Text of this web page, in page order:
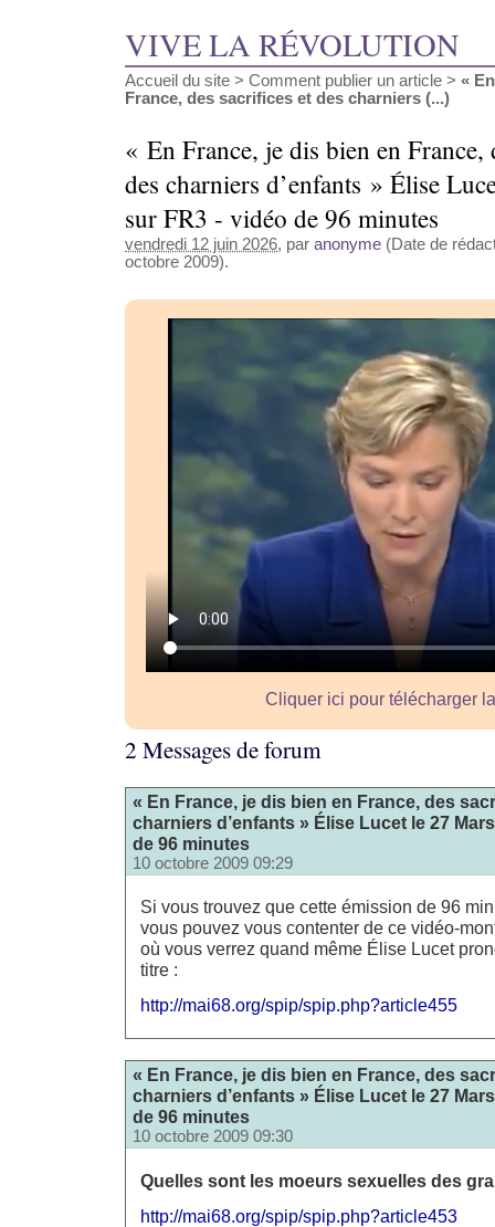
VIVE LA RÉVOLUTION
Accueil du site > Comment publier un article > «
France, des sacrifices et des charniers (...)
« En France, je dis bien en France,
des charniers d’enfants » Élise
sur FR3 - vidéo de 96 minutes
vendredi 12 juin 2026, par anonyme (Date de
octobre 2009).
Cliquer ici pour télécharger
2 Messages de forum
« En France, je dis bien en France, des
charniers d’enfants » Élise Lucet le 27
de 96 minutes
10 octobre 2009 09:29
Si vous trouvez que cette émission de 96
vous pouvez vous contenter de ce vidéo-
où vous verrez quand même Élise Lucet
titre :
http://mai68.org/spip/spip.php?article455
« En France, je dis bien en France, des
charniers d’enfants » Élise Lucet le 27
de 96 minutes
10 octobre 2009 09:30
Quelles sont les moeurs sexuelles des
http://mai68.org/spip/spip.php?article453